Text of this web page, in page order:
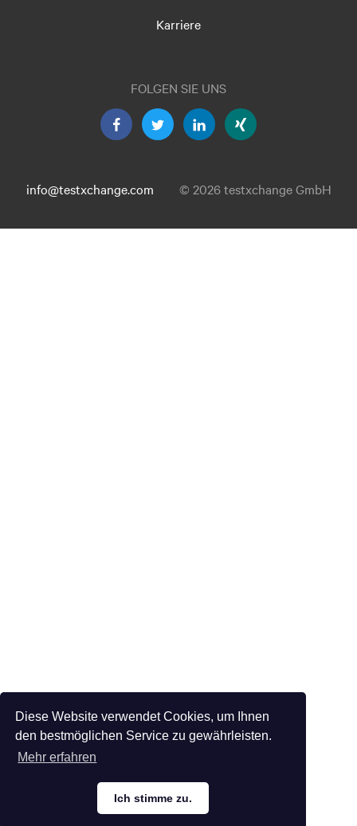
Diese Website verwendet Cookies, um Ihnen
den bestmöglichen Service zu gewährleisten.
Mehr erfahren
Ich stimme zu.
Karriere
FOLGEN SIE UNS
info@testxchange.com © 2026 testxchange GmbH